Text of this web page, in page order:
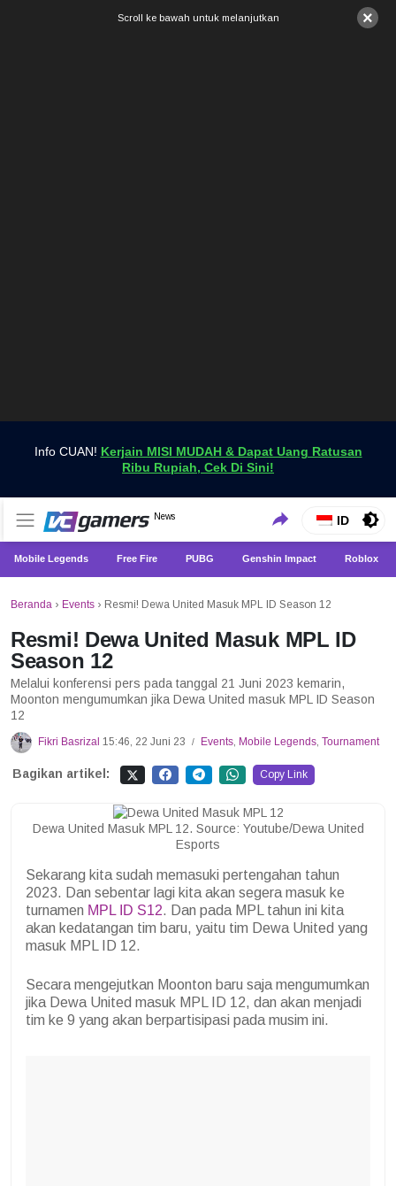
×
Scroll ke bawah untuk melanjutkan
Info CUAN! Kerjain MISI MUDAH & Dapat Uang Ratusan
Ribu Rupiah, Cek Di Sini!
VCGamers News
News
Dapatkan Berita Games Terbaru Hanya di VCGamers
ID
Mobile Legends Free Fire PUBG Genshin Impact Roblox
Beranda › Events › Resmi! Dewa United Masuk MPL ID Season 12
Resmi! Dewa United Masuk MPL ID
Season 12
Melalui konferensi pers pada tanggal 21 Juni 2023 kemarin,
Moonton mengumumkan jika Dewa United masuk MPL ID Season
12
Fikri Basrizal 15:46, 22 Juni 23 / Events, Mobile Legends, Tournament
Bagikan artikel: Copy Link
Dewa United Masuk MPL 12. Source: Youtube/Dewa United
Esports
Sekarang kita sudah memasuki pertengahan tahun
2023. Dan sebentar lagi kita akan segera masuk ke
turnamen MPL ID S12. Dan pada MPL tahun ini kita
akan kedatangan tim baru, yaitu tim Dewa United yang
masuk MPL ID 12.
Secara mengejutkan Moonton baru saja mengumumkan
jika Dewa United masuk MPL ID 12, dan akan menjadi
tim ke 9 yang akan berpartisipasi pada musim ini.